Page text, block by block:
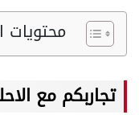
محتويات
تجاربكم مع